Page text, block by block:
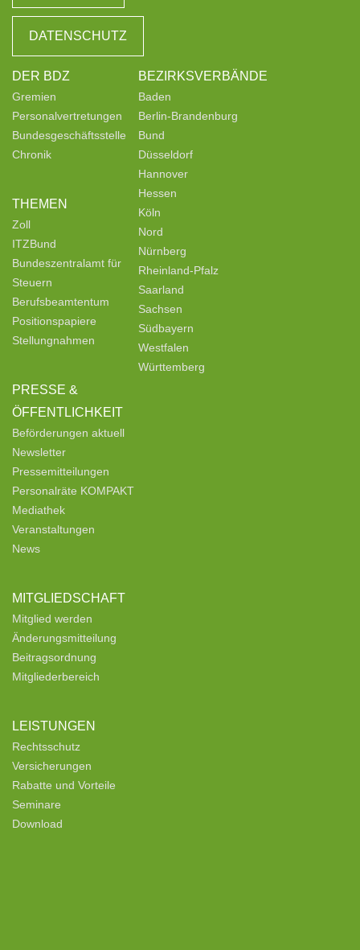
DATENSCHUTZ
DER BDZ
Gremien
Personalvertretungen
Bundesgeschäftsstelle
Chronik
THEMEN
Zoll
ITZBund
Bundeszentralamt für
Steuern
Berufsbeamtentum
Positionspapiere
Stellungnahmen
PRESSE &
ÖFFENTLICHKEIT
Beförderungen aktuell
Newsletter
Pressemitteilungen
Personalräte KOMPAKT
Mediathek
Veranstaltungen
News
MITGLIEDSCHAFT
Mitglied werden
Änderungsmitteilung
Beitragsordnung
Mitgliederbereich
LEISTUNGEN
Rechtsschutz
Versicherungen
Rabatte und Vorteile
Seminare
Download
BEZIRKSVERBÄNDE
Baden
Berlin-Brandenburg
Bund
Düsseldorf
Hannover
Hessen
Köln
Nord
Nürnberg
Rheinland-Pfalz
Saarland
Sachsen
Südbayern
Westfalen
Württemberg